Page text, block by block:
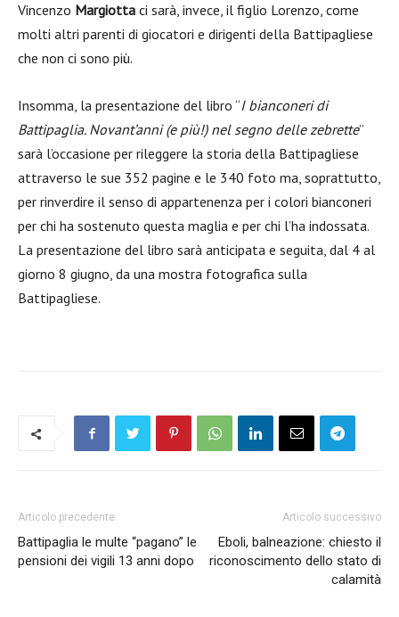
Vincenzo Margiotta ci sarà, invece, il figlio Lorenzo, come
molti altri parenti di giocatori e dirigenti della Battipagliese
che non ci sono più.
Insomma, la presentazione del libro “I bianconeri di
Battipaglia. Novant’anni (e più!) nel segno delle zebrette”
sarà l’occasione per rileggere la storia della Battipagliese
attraverso le sue 352 pagine e le 340 foto ma, soprattutto,
per rinverdire il senso di appartenenza per i colori bianconeri
per chi ha sostenuto questa maglia e per chi l’ha indossata.
La presentazione del libro sarà anticipata e seguita, dal 4 al
giorno 8 giugno, da una mostra fotografica sulla
Battipagliese.
Articolo precedente
Battipaglia le multe “pagano” le
pensioni dei vigili 13 anni dopo
Articolo successivo
Eboli, balneazione: chiesto il
riconoscimento dello stato di
calamità